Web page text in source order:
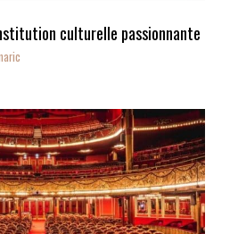
culturelle passionnante